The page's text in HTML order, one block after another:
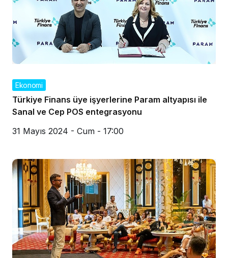
Ekonomi
Türkiye Finans üye işyerlerine Param altyapısı ile
Sanal ve Cep POS entegrasyonu
31 Mayıs 2024 - Cum - 17:00